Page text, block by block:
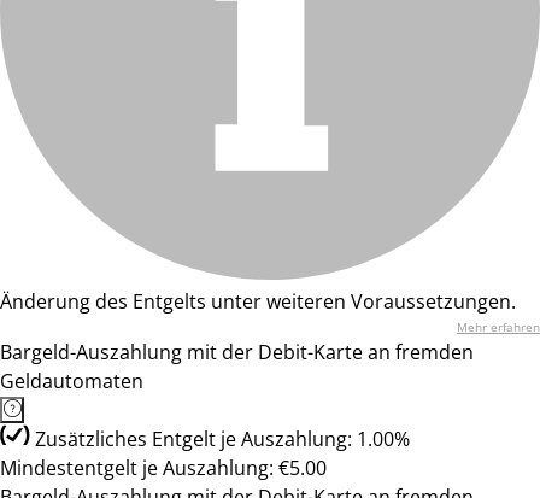
Änderung des Entgelts unter weiteren Voraussetzungen.
Mehr erfahren
Bargeld-Auszahlung mit der Debit-Karte an fremden
Geldautomaten
Zusätzliches Entgelt je Auszahlung: 1.00%
Mindestentgelt je Auszahlung: €5.00